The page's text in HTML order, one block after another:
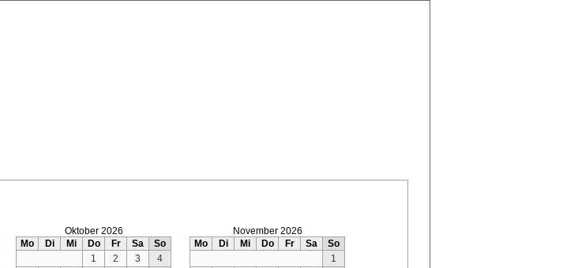
Oktober 2026
Mo
Di Mi Do Fr Sa
So
1
2 3
4
November 2026
Mo
Di Mi Do Fr Sa
So
1